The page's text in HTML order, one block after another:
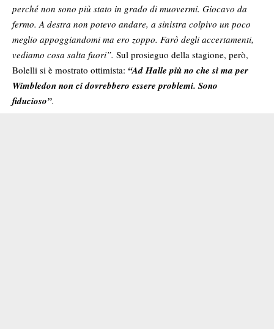
perché non sono più stato in grado di muovermi. Giocavo da
fermo. A destra non potevo andare, a sinistra colpivo un poco
meglio appoggiandomi ma ero zoppo. Farò degli accertamenti,
vediamo cosa salta fuori”. Sul prosieguo della stagione, però,
Bolelli si è mostrato ottimista: “Ad Halle più no che sì ma per
Wimbledon non ci dovrebbero essere problemi. Sono
fiducioso”.